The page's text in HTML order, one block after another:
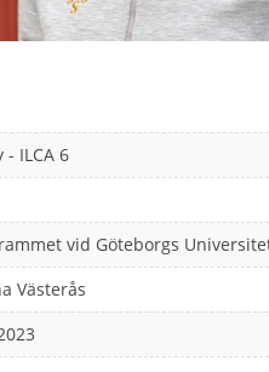
ILCA 6
vid Göteborgs
Västerås